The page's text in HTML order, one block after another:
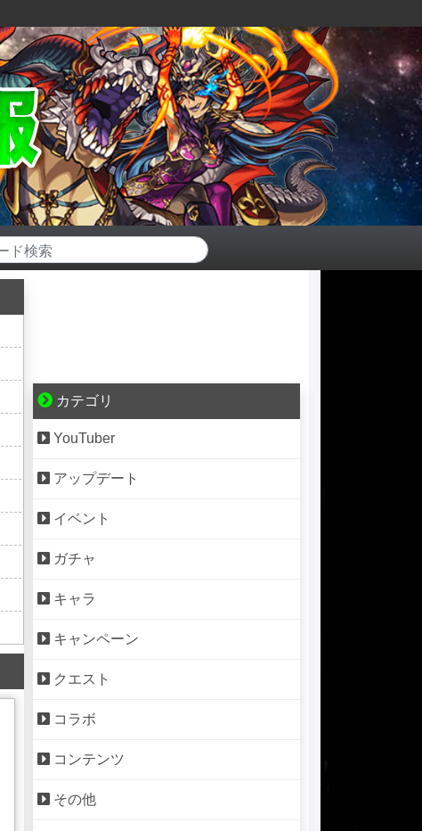
カテゴリ
YouTuber
アップデート
イベント
ガチャ
キャラ
キャンペーン
クエスト
コラボ
コンテンツ
その他